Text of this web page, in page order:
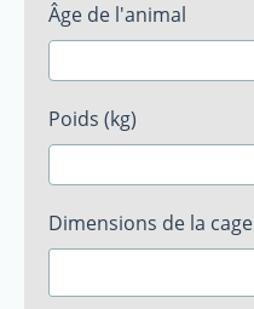
Âge de l'animal
Poids (kg)
Dimensions de la cage